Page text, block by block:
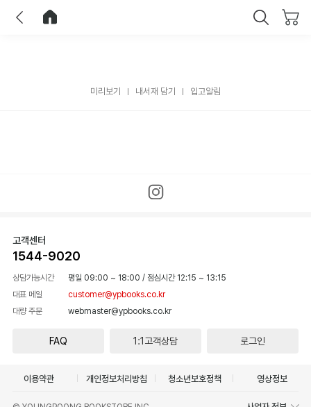
미리보기 내서재 담기 입고알림
고객센터
1544-9020
상담가능시간 평일 09:00 ~ 18:00 / 점심시간 12:15 ~ 13:15
대표 메일
customer@ypbooks.co.kr
대량 주문
webmaster@ypbooks.co.kr
FAQ 1:1고객상담 로그인
이용약관 개인정보처리방침 청소년보호정책 영상정보